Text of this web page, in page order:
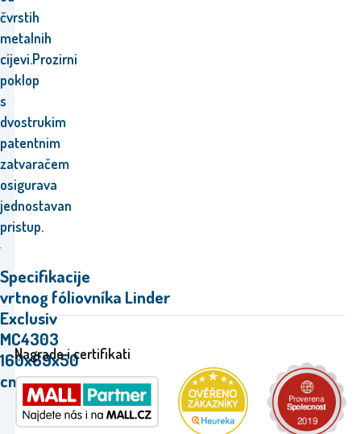
čvrstih
metalnih
cijevi.Prozirni
poklop
s
dvostrukim
patentnim
zatvaračem
osigurava
jednostavan
pristup.
Specifikacije
vrtnog fóliovníka Linder
Exclusiv
MC4303
160x69x50
cm.
Nagrade i certifikati